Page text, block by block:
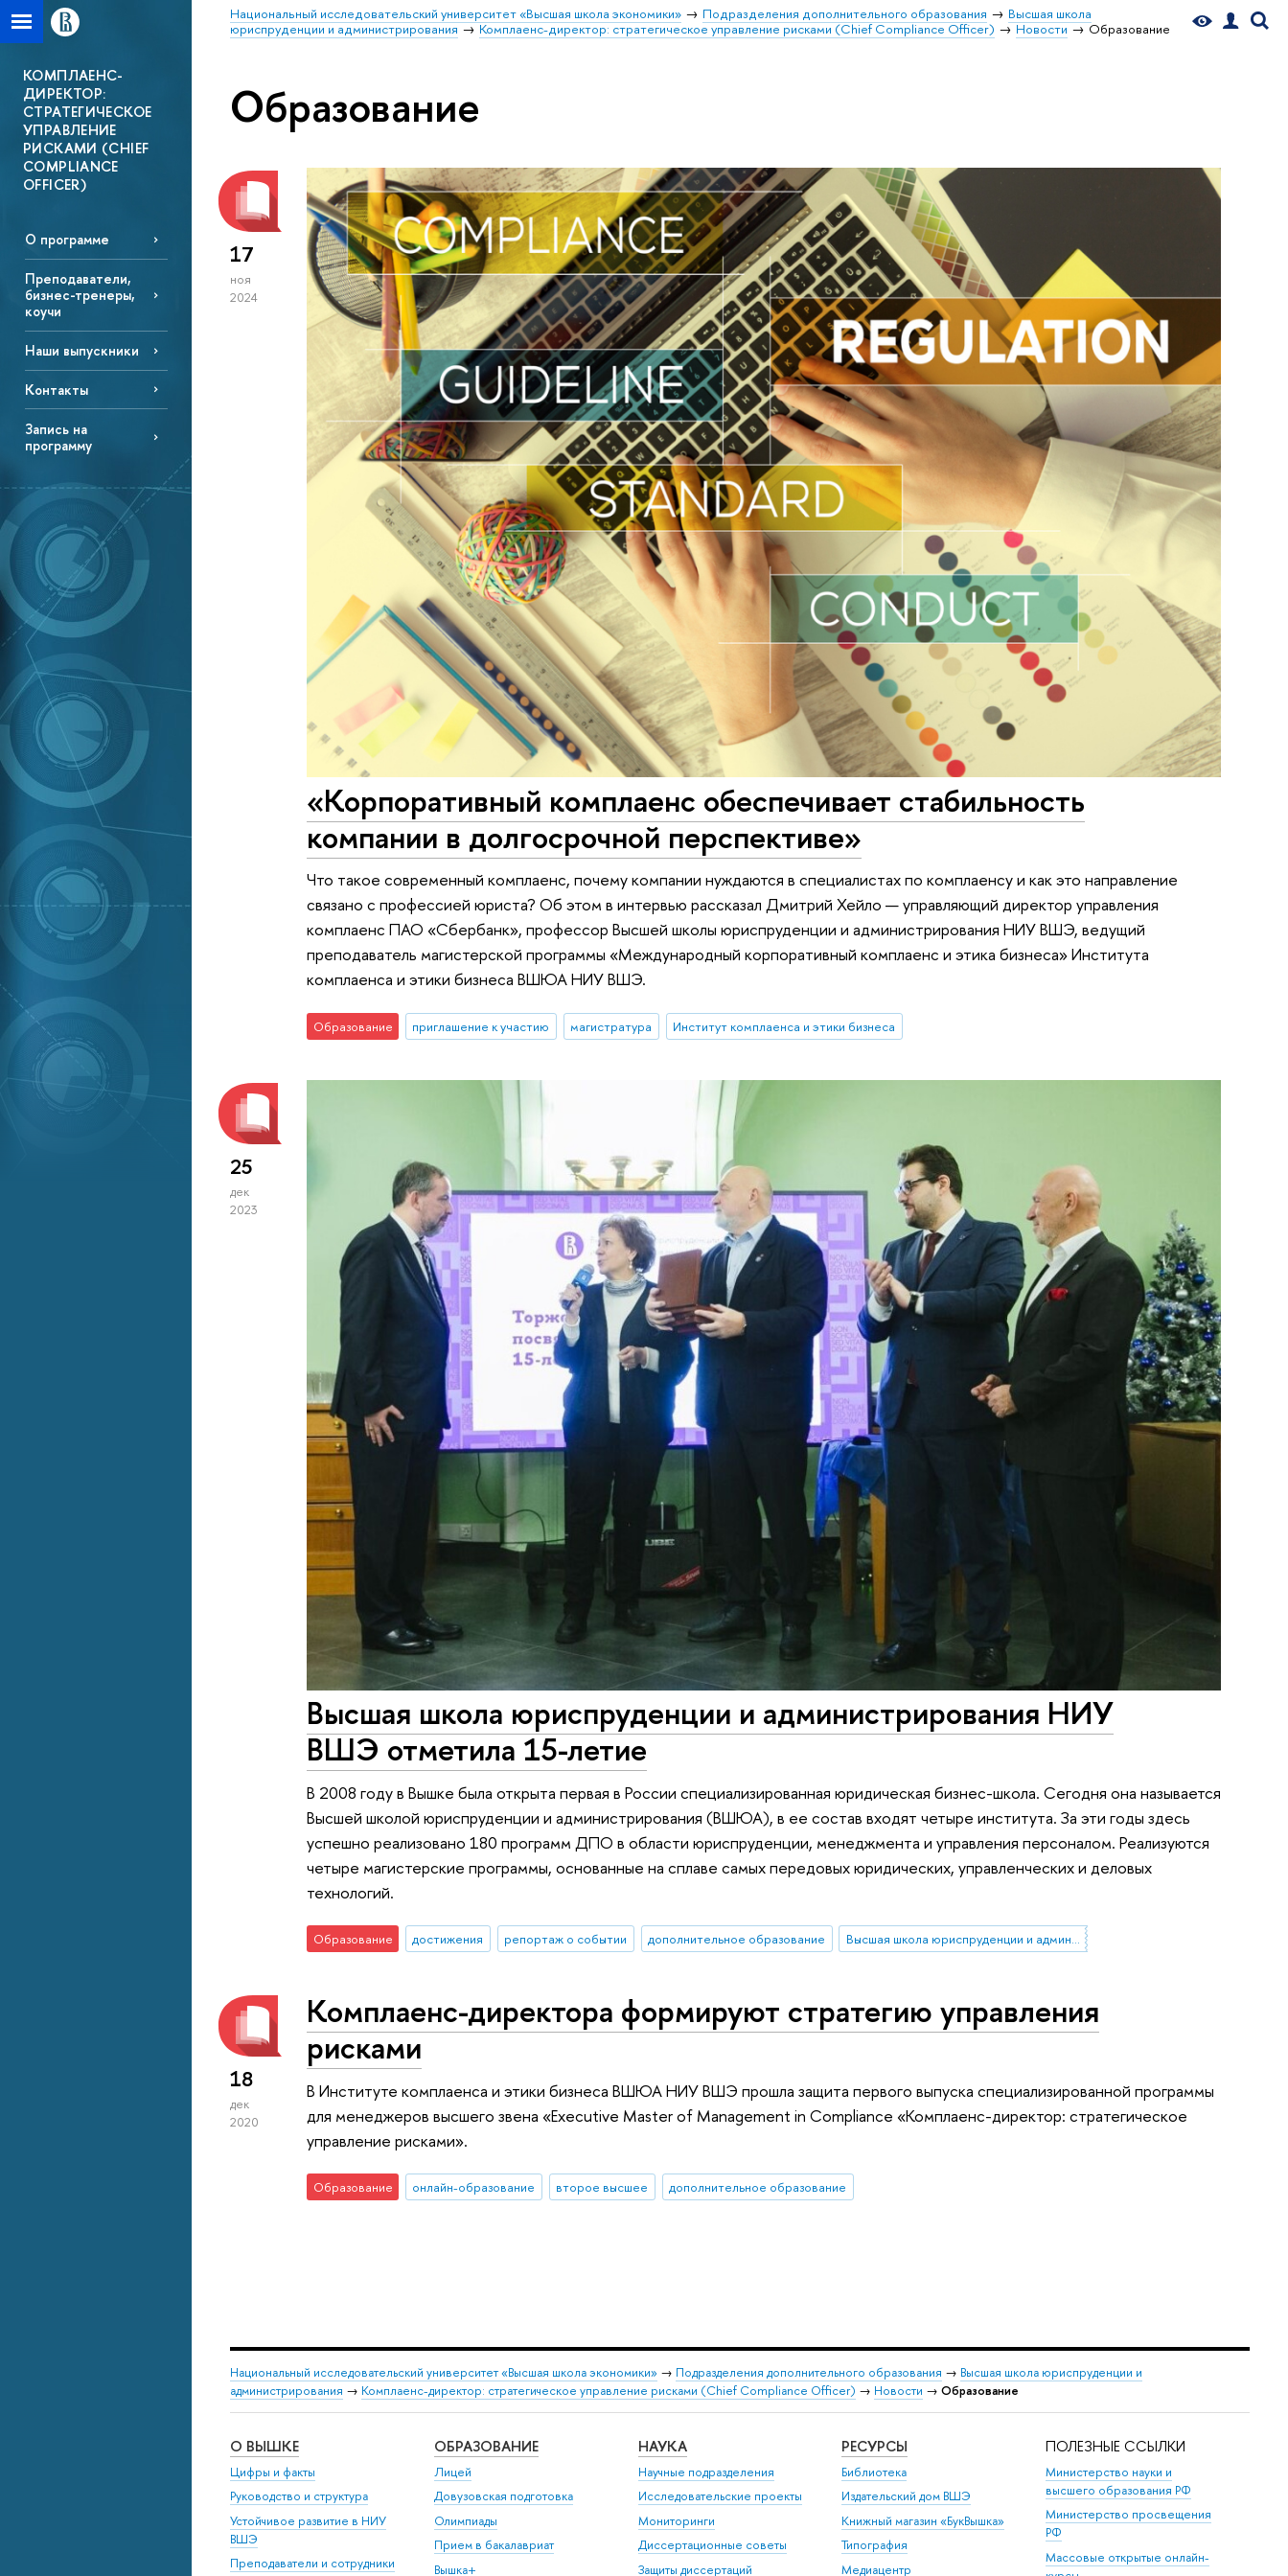
Национальный исследовательский университет «Высшая школа экономики» Подразделения дополнительного образования
Высшая школа
юриспруденции и администрирования
Комплаенс-директор: стратегическое управление рисками (Chief Compliance Officer) Новости Образование
КОМПЛАЕНС-
ДИРЕКТОР:
СТРАТЕГИЧЕСКОЕ
УПРАВЛЕНИЕ
РИСКАМИ (CHIEF
COMPLIANCE
OFFICER)
О программе
Преподаватели,
бизнес-тренеры,
коучи
Наши выпускники
Контакты
Запись на
программу
Образование
17
ноя
2024
«Корпоративный комплаенс обеспечивает стабильность
компании в долгосрочной перспективе»
Что такое современный комплаенс, почему компании нуждаются в специалистах по комплаенсу и как это направление
связано с профессией юриста? Об этом в интервью рассказал Дмитрий Хейло — управляющий директор управления
комплаенс ПАО «Сбербанк», профессор Высшей школы юриспруденции и администрирования НИУ ВШЭ, ведущий
преподаватель магистерской программы «Международный корпоративный комплаенс и этика бизнеса» Института
комплаенса и этики бизнеса ВШЮА НИУ ВШЭ.
Образование приглашение к участию магистратура Институт комплаенса и этики бизнеса
25
дек
2023
Высшая школа юриспруденции и администрирования НИУ
ВШЭ отметила 15-летие
В 2008 году в Вышке была открыта первая в России специализированная юридическая бизнес-школа. Сегодня она называется
Высшей школой юриспруденции и администрирования (ВШЮА), в ее состав входят четыре института. За эти годы здесь
успешно реализовано 180 программ ДПО в области юриспруденции, менеджмента и управления персоналом. Реализуются
четыре магистерские программы, основанные на сплаве самых передовых юридических, управленческих и деловых
технологий.
Образование достижения репортаж о событии дополнительное образование Высшая школа юриспруденции и администрирования
18
дек
2020
Комплаенс-директора формируют стратегию управления
рисками
В Институте комплаенса и этики бизнеса ВШЮА НИУ ВШЭ прошла защита первого выпуска специализированной программы
для менеджеров высшего звена «Executive Master of Management in Compliance «Комплаенс-директор: стратегическое
управление рисками».
Образование онлайн-образование второе высшее дополнительное образование
Национальный исследовательский университет «Высшая школа экономики» → Подразделения дополнительного образования → Высшая школа юриспруденции и
администрирования → Комплаенс-директор: стратегическое управление рисками (Chief Compliance Officer) → Новости → Образование
О ВЫШКЕ
Цифры и факты
Руководство и структура
Устойчивое развитие в НИУ
ВШЭ
Преподаватели и сотрудники
ОБРАЗОВАНИЕ
Лицей
Довузовская подготовка
Олимпиады
Прием в бакалавриат
Вышка+
НАУКА
Научные подразделения
Исследовательские проекты
Мониторинги
Диссертационные советы
Защиты диссертаций
РЕСУРСЫ
Библиотека
Издательский дом ВШЭ
Книжный магазин «БукВышка»
Типография
Медиацентр
ПОЛЕЗНЫЕ ССЫЛКИ
Министерство науки и
высшего образования РФ
Министерство просвещения
РФ
Массовые открытые онлайн-